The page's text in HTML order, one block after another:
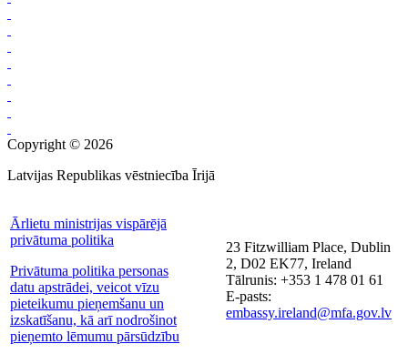
Copyright © 2026
Latvijas Republikas vēstniecība Īrijā
Ārlietu ministrijas vispārējā
privātuma politika
Privātuma politika personas
datu apstrādei, veicot vīzu
pieteikumu pieņemšanu un
izskatīšanu, kā arī nodrošinot
pieņemto lēmumu pārsūdzību
23 Fitzwilliam Place, Dublin
2, D02 EK77, Ireland
Tālrunis: +353 1 478 01 61
E-pasts:
embassy.ireland@mfa.gov.lv